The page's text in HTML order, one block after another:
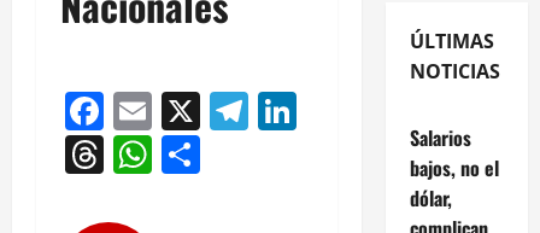
Facebook
Email
X Telegram
Threads
WhatsApp
ÚLTIMAS
NOTICIAS
Salarios
bajos, no el
dólar,